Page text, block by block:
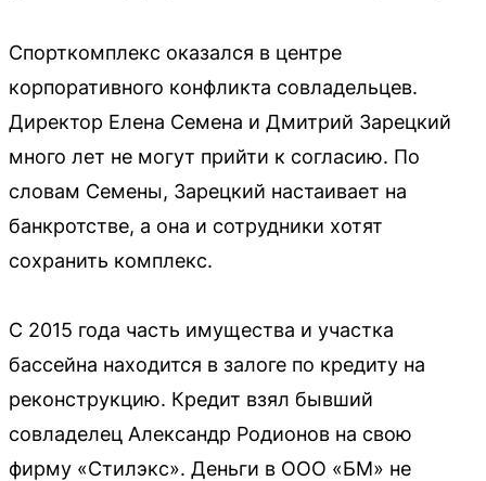
Спорткомплекс оказался в центре
корпоративного конфликта совладельцев.
Директор Елена Семена и Дмитрий Зарецкий
много лет не могут прийти к согласию. По
словам Семены, Зарецкий настаивает на
банкротстве, а она и сотрудники хотят
сохранить комплекс.
С 2015 года часть имущества и участка
бассейна находится в залоге по кредиту на
реконструкцию. Кредит взял бывший
совладелец Александр Родионов на свою
фирму «Стилэкс». Деньги в ООО «БМ» не